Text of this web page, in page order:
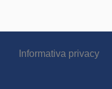
Informativa privacy